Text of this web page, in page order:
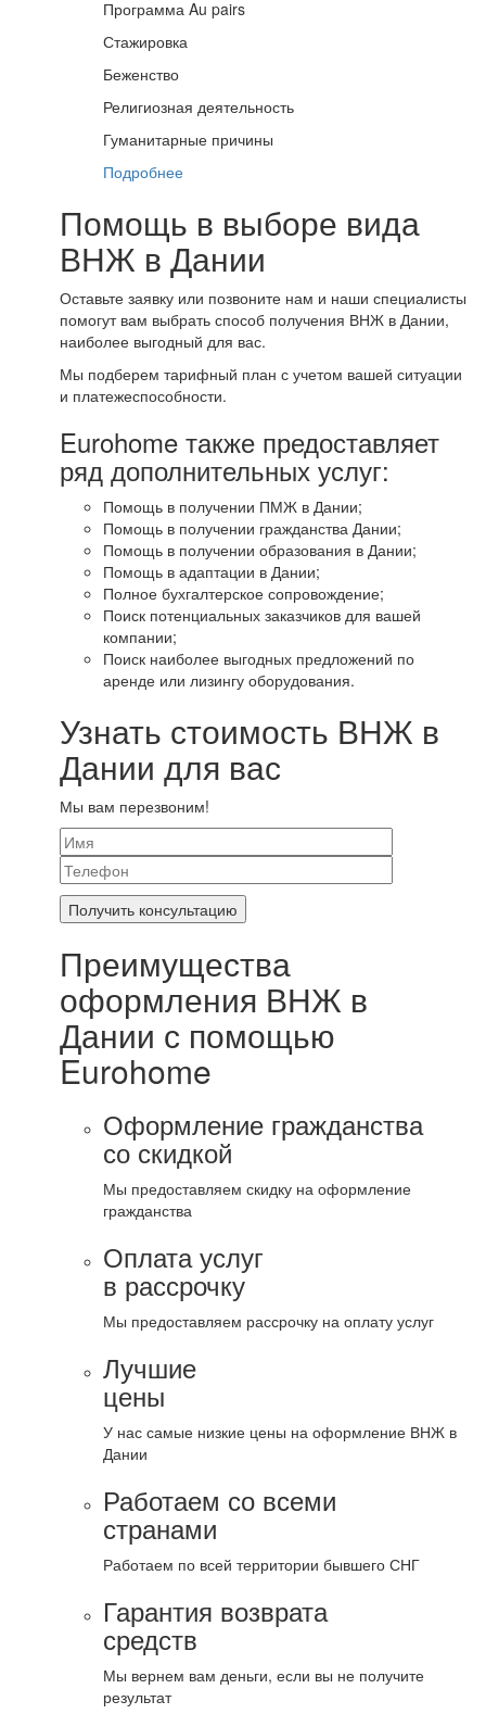
Программа Au pairs
Стажировка
Беженство
Религиозная деятельность
Гуманитарные причины
Подробнее
Помощь в выборе вида
ВНЖ в Дании
Оставьте заявку или позвоните нам и наши специалисты
помогут вам выбрать способ получения ВНЖ в Дании,
наиболее выгодный для вас.
Мы подберем тарифный план с учетом вашей ситуации
и платежеспособности.
Eurohome также предоставляет
ряд дополнительных услуг:
Помощь в получении ПМЖ в Дании;
Помощь в получении гражданства Дании;
Помощь в получении образования в Дании;
Помощь в адаптации в Дании;
Полное бухгалтерское сопровождение;
Поиск потенциальных заказчиков для вашей
компании;
Поиск наиболее выгодных предложений по
аренде или лизингу оборудования.
Узнать стоимость ВНЖ в
Дании для вас
Мы вам перезвоним!
Преимущества
оформления ВНЖ в
Дании с помощью
Eurohome
Оформление гражданства
со скидкой
Мы предоставляем скидку на оформление
гражданства
Оплата услуг
в рассрочку
Мы предоставляем рассрочку на оплату услуг
Лучшие
цены
У нас самые низкие цены на оформление ВНЖ в
Дании
Работаем со всеми
странами
Работаем по всей территории бывшего СНГ
Гарантия возврата
средств
Мы вернем вам деньги, если вы не получите
результат